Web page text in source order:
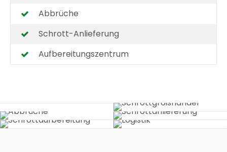
Abbrüche
Schrott-Anlieferung
Aufbereitungszentrum